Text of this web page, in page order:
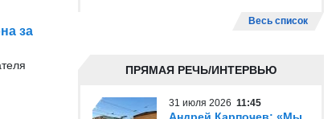
за
Весь список
ПРЯМАЯ РЕЧЬ/ИНТЕРВЬЮ
31 июля 2026 11:45